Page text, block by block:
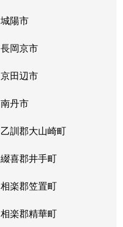
城陽市
長岡京市
京田辺市
南丹市
乙訓郡大山崎町
綴喜郡井手町
相楽郡笠置町
相楽郡精華町